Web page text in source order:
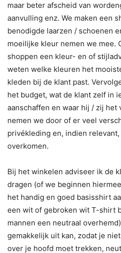
maar beter afscheid van
aanvulling enz. We maken een
benodigde laarzen / schoenen
moeilijke kleur nemen we mee.
shoppen een kleur- en of
weten welke kleuren het
kleden bij de klant past.
het budget, wat de klant zelf in
aanschaffen en waar hij / zij het
nemen we door of er veel
privékleding en, indien
overkomen.
Bij het winkelen adviseer ik de
dragen (of we beginnen
het handig en goed basisshirt
een wit of gebroken wit T-shirt
mannen een neutraal
gemakkelijk uit kan, zodat je
over je hoofd moet trekken,